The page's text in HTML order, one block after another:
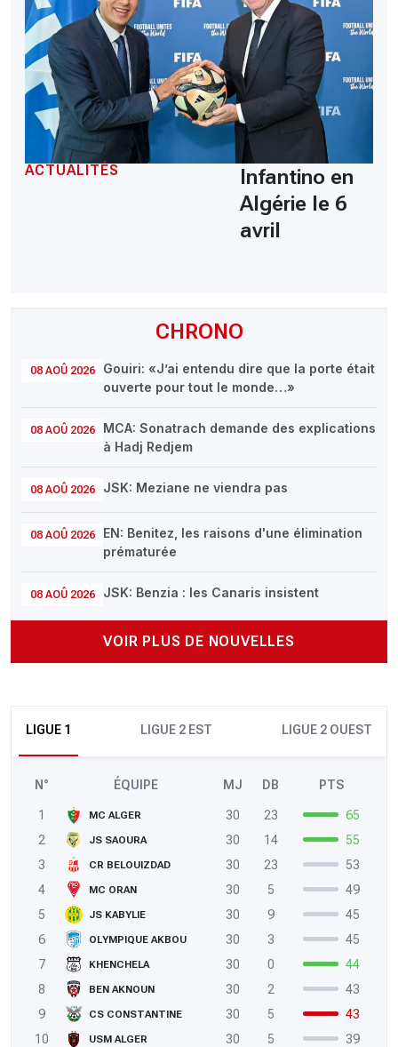
CHRONO
08 AOÛ 2026
Gouiri: «J’ai entendu dire que la porte était
ouverte pour tout le monde…»
08 AOÛ 2026
MCA: Sonatrach demande des explications
à Hadj Redjem
08 AOÛ 2026 JSK: Meziane ne viendra pas
08 AOÛ 2026
EN: Benitez, les raisons d'une élimination
prématurée
08 AOÛ 2026 JSK: Benzia : les Canaris insistent
VOIR PLUS DE NOUVELLES
LIGUE 1 LIGUE 2 EST LIGUE 2 OUEST
N° ÉQUIPE MJ DB PTS
1 MC ALGER 30 23
65
2
JS SAOURA 30 14
55
3
CR BELOUIZDAD 30 23
53
4
MC ORAN 30 5
49
5
JS KABYLIE 30 9
45
6
OLYMPIQUE AKBOU 30 3
45
7
KHENCHELA 30 0
44
8
BEN AKNOUN 30 2
43
9
CS CONSTANTINE 30 5
43
10
USM ALGER 30 5
39
ACTUALITÉS
Infantino en
Algérie le 6
avril